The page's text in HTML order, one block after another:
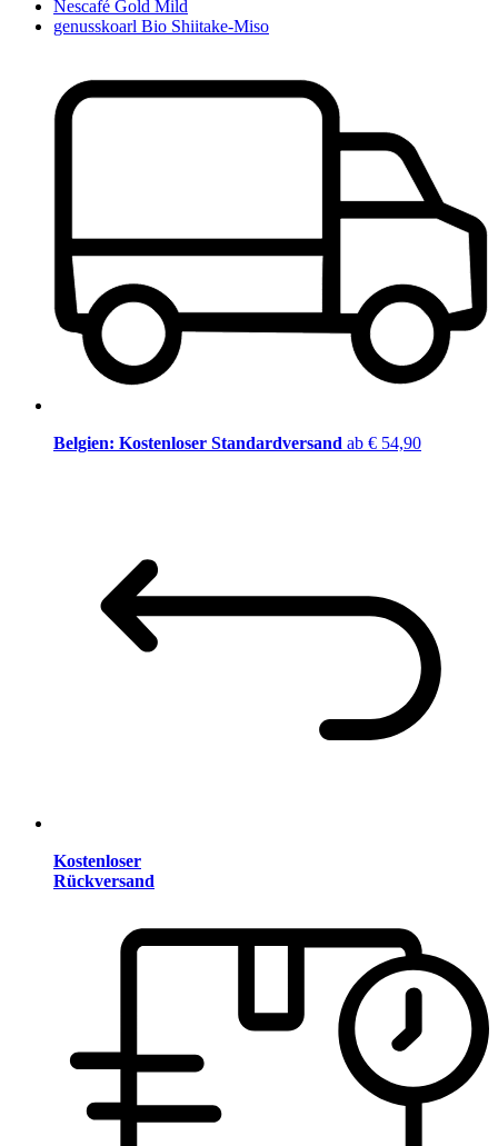
Nescafé Gold Mild
genusskoarl Bio Shiitake-Miso
Belgien: Kostenloser Standardversand ab € 54,90
Kostenloser
Rückversand